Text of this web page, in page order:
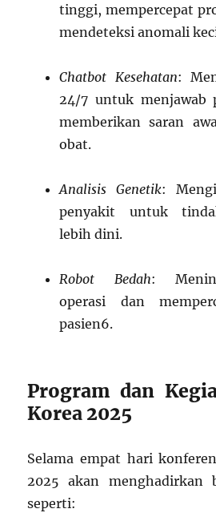
tinggi, mempercepat
mendeteksi anomali
Chatbot Kesehatan:
24/7 untuk menjawab
memberikan saran
obat.
Analisis Genetik:
penyakit untuk
lebih dini.
Robot Bedah:
operasi dan
pasien6.
Program dan
Korea 2025
Selama empat hari
2025 akan menghadirkan
seperti: